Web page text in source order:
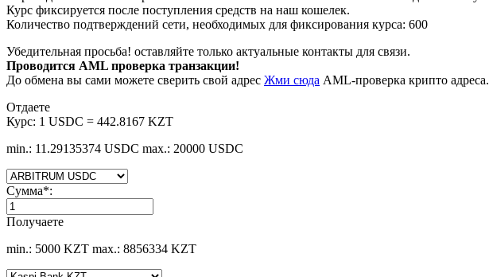
Курс фиксируется после поступления средств на наш кошелек.
Количество подтверждений сети, необходимых для фиксирования курса: 600
Убедительная просьба! оставляйте только актуальные контакты для связи.
Проводится AML проверка транзакции!
До обмена вы сами можете сверить свой адрес Жми сюда AML-проверка крипто адреса.
Отдаете
Курс: 1 USDC = 442.8167 KZT
min.: 11.29135374 USDC max.: 20000 USDC
Сумма*:
Получаете
min.: 5000 KZT max.: 8856334 KZT